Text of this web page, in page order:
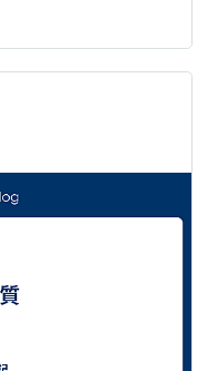
DIGIOME 期待したん
ベルだった f(^ー^; で
えるようになってきて
向で生き物を解き明